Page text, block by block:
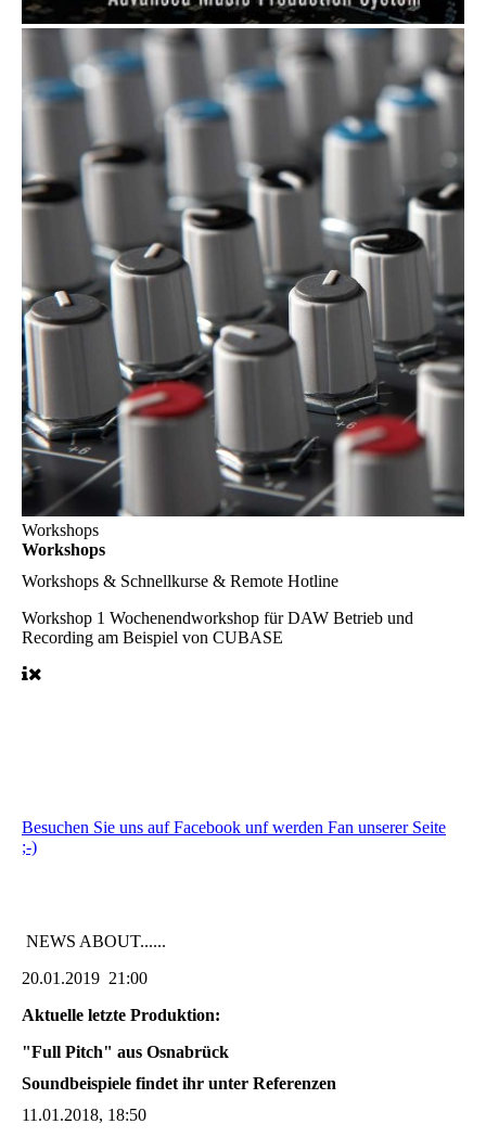
Workshops
Workshops
Workshops & Schnellkurse & Remote Hotline
Workshop 1 Wochenendworkshop für DAW Betrieb und
Recording am Beispiel von CUBASE
Besuchen Sie uns auf Facebook unf werden Fan unserer Seite
;-)
NEWS ABOUT......
20.01.2019 21:00
Aktuelle letzte Produktion:
"Full Pitch" aus Osnabrück
Soundbeispiele findet ihr unter Referenzen
11.01.2018, 18:50